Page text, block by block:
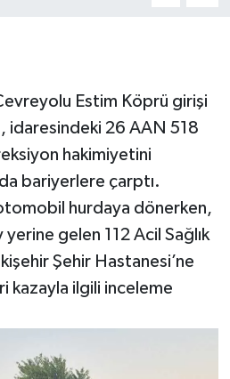
Estim Köprü girişi
idaresindeki 26 AAN 518
hakimiyetini
bariyerlere çarptı.
hurdaya dönerken,
gelen 112 Acil Sağlık
Şehir Hastanesi’ne
kazayla ilgili inceleme